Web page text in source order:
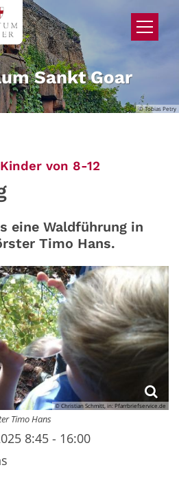
© Tobias Petry
Sankt Goar
von 8-12
eine Waldführung in
Timo Hans.
© Christian Schmitt, in: Pfarrbriefservice.de
Timo Hans
8:45 - 16:00